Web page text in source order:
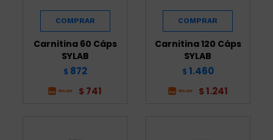
Carnitina 60 Cáps
SYLAB
$ 872
$ 741
Carnitina 120 Cáps
SYLAB
$ 1.460
$ 1.241